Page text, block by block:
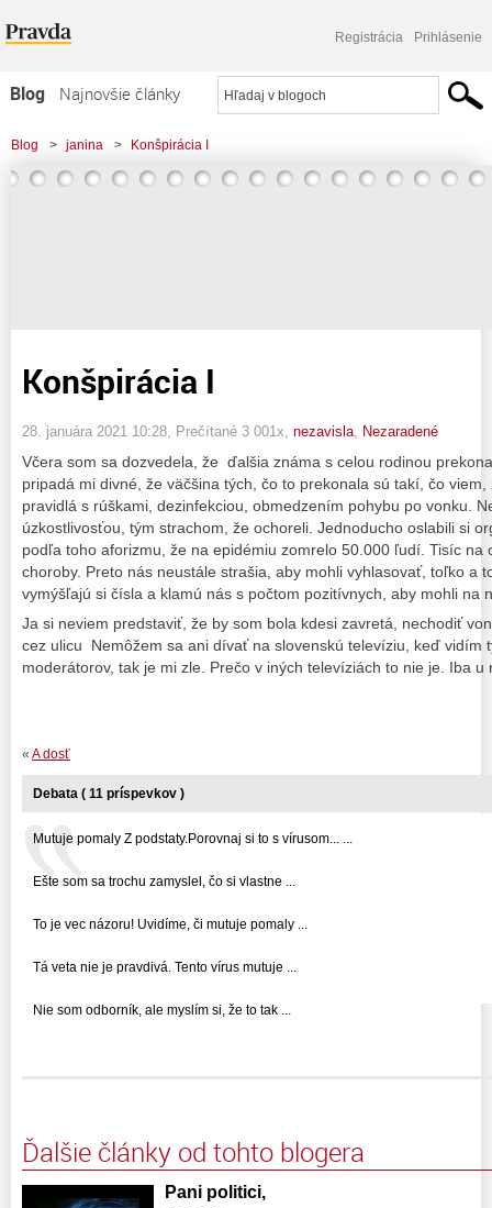
Registrácia Prihlásenie
Blog
Najnovšie články
Najčítanejšie články
Najkomentovanejšie články
Blog > janina > Konšpirácia I
Konšpirácia I
28. januára 2021 10:28 , Prečítané 3 001x, nezavisla Nezaradené
Včera som sa dozvedela, že ďalšia známa s celou rodinou
pripadá mi divné, že väčšina tých, čo to prekonala sú takí, čo
pravidlá s rúškami, dezinfekciou, obmedzením pohybu po vonku.
úzkostlivosťou, tým strachom, že ochoreli. Jednoducho oslabili si
podľa toho aforizmu, že na epidémiu zomrelo 50.000 ľudí. Tisíc na
choroby. Preto nás neustále strašia, aby mohli vyhlasovať, toľko a
vymýšľajú si čísla a klamú nás s počtom pozitívnych, aby mohli na
Ja si neviem predstaviť, že by som bola kdesi zavretá, nechodiť
cez ulicu Nemôžem sa ani dívať na slovenskú televíziu, keď vidím
moderátorov, tak je mi zle. Prečo v iných televíziách to nie je. Iba u
« A dosť
Debata ( 11 príspevkov )
Mutuje pomaly Z podstaty.Porovnaj si to s vírusom... ...
Ešte som sa trochu zamyslel, čo si vlastne ...
To je vec názoru! Uvidíme, či mutuje pomaly ...
Tá veta nie je pravdivá. Tento vírus mutuje ...
Nie som odborník, ale myslím si, že to tak ...
Ďalšie články od tohto blogera
Pani politici,